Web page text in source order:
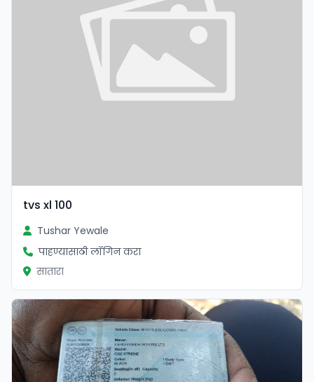
tvs xl 100
Tushar Yewale
पाहण्यासाठी लॉगिन करा
सातारा